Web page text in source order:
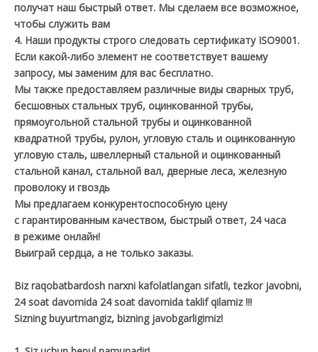
получат наш быстрый ответ. Мы сделаем все возможное,
чтобы служить вам
4. Наши продукты строго следовать сертификату ISO9001.
Если какой-либо элемент не соответствует вашему
запросу, мы заменим для вас бесплатно.
Мы также предоставляем различные виды сварных труб,
бесшовных стальных труб, оцинкованной трубы,
прямоугольной стальной трубы и оцинкованной
квадратной трубы, рулон, угловую сталь и оцинкованную
угловую сталь, швеллерный стальной и оцинкованный
стальной канал, стальной вал, дверные леса, железную
проволоку и гвоздь
Мы предлагаем конкурентоспособную цену
с гарантированным качеством, быстрый ответ, 24 часа
в режиме онлайн!
Выиграй сердца, а не только заказы.
Biz raqobatbardosh narxni kafolatlangan sifatli, tezkor javobni,
24 soat davomida 24 soat davomida taklif qilamiz !!!
Sizning buyurtmangiz, bizning javobgarligimiz!